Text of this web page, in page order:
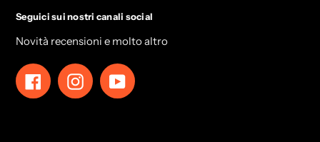
Seguici sui nostri canali social
Novità recensioni e molto altro
FacebookInstagramYouTube